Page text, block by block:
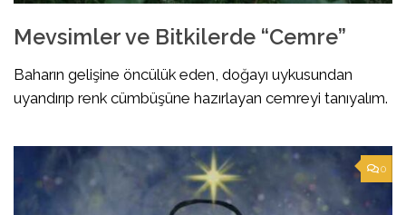
Mevsimler ve Bitkilerde “Cemre”
Baharın gelişine öncülük eden, doğayı uykusundan
uyandırıp renk cümbüşüne hazırlayan cemreyi tanıyalım.
0